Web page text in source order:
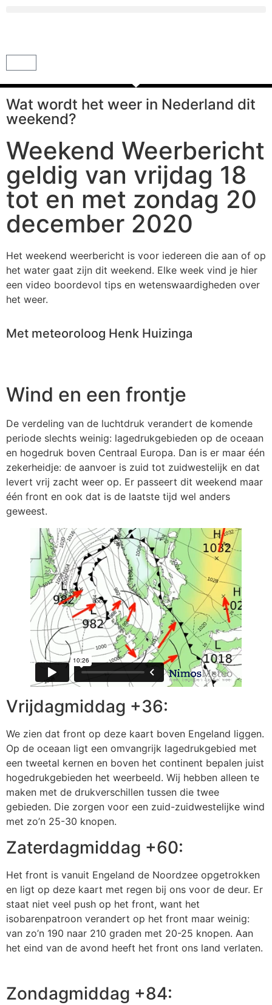
Wat wordt het weer in Nederland dit
weekend?
Weekend Weerbericht
geldig van vrijdag 18
tot en met zondag 20
december 2020
Het weekend weerbericht is voor iedereen die aan of op
het water gaat zijn dit weekend. Elke week vind je hier
een video boordevol tips en wetenswaardigheden over
het weer.
Met meteoroloog Henk Huizinga
Wind en een frontje
De verdeling van de luchtdruk verandert de komende
periode slechts weinig: lagedrukgebieden op de oceaan
en hogedruk boven Centraal Europa. Dan is er maar één
zekerheidje: de aanvoer is zuid tot zuidwestelijk en dat
levert vrij zacht weer op. Er passeert dit weekend maar
één front en ook dat is de laatste tijd wel anders
geweest.
Vrijdagmiddag +36:
We zien dat front op deze kaart boven Engeland liggen.
Op de oceaan ligt een omvangrijk lagedrukgebied met
een tweetal kernen en boven het continent bepalen juist
hogedrukgebieden het weerbeeld. Wij hebben alleen te
maken met de drukverschillen tussen die twee
gebieden. Die zorgen voor een zuid-zuidwestelijke wind
met zo’n 25-30 knopen.
Zaterdagmiddag +60:
Het front is vanuit Engeland de Noordzee opgetrokken
en ligt op deze kaart met regen bij ons voor de deur. Er
staat niet veel push op het front, want het
isobarenpatroon verandert op het front maar weinig:
van zo’n 190 naar 210 graden met 20-25 knopen. Aan
het eind van de avond heeft het front ons land verlaten.
Zondagmiddag +84: